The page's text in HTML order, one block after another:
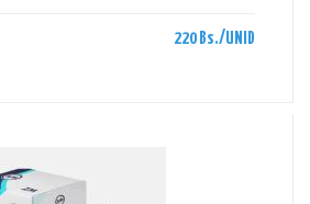
220 Bs./UNID